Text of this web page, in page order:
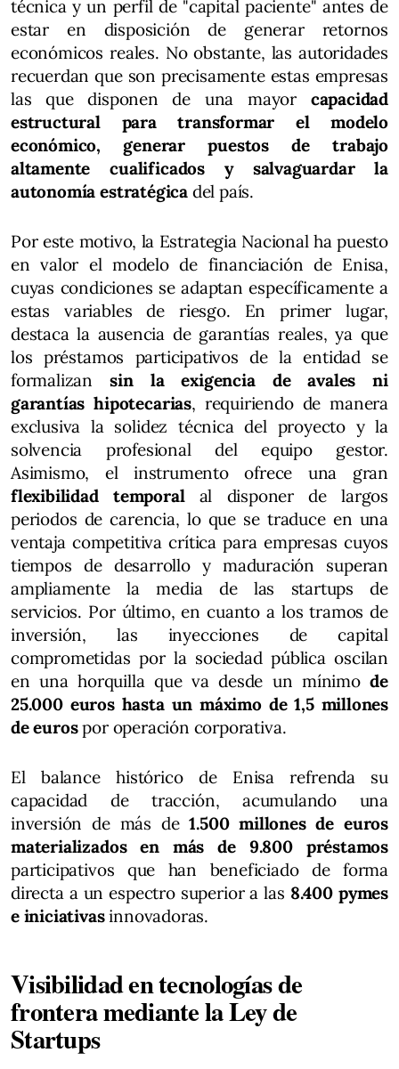
técnica y un perfil de "capital paciente" antes de
estar en disposición de generar retornos
económicos reales. No obstante, las autoridades
recuerdan que son precisamente estas empresas
las que disponen de una mayor capacidad
estructural para transformar el modelo
económico, generar puestos de trabajo
altamente cualificados y salvaguardar la
autonomía estratégica del país.
Por este motivo, la Estrategia Nacional ha puesto
en valor el modelo de financiación de Enisa,
cuyas condiciones se adaptan específicamente a
estas variables de riesgo. En primer lugar,
destaca la ausencia de garantías reales, ya que
los préstamos participativos de la entidad se
formalizansin la exigencia de avales ni
garantías hipotecarias, requiriendo de manera
exclusiva la solidez técnica del proyecto y la
solvencia profesional del equipo gestor.
Asimismo, el instrumento ofrece una gran
flexibilidad temporal al disponer de largos
periodos de carencia, lo que se traduce en una
ventaja competitiva crítica para empresas cuyos
tiempos de desarrollo y maduración superan
ampliamente la media de las startups de
servicios. Por último, en cuanto a los tramos de
inversión, las inyecciones de capital
comprometidas por la sociedad pública oscilan
en una horquilla que va desde un mínimode
25.000 euros hasta un máximo de 1,5 millones
de eurospor operación corporativa.
El balance histórico de Enisa refrenda su
capacidad de tracción, acumulando una
inversión de más de1.500 millones de euros
materializados en más de 9.800 préstamos
participativos que han beneficiado de forma
directa a un espectro superior a las 8.400 pymes
e iniciativasinnovadoras.
Visibilidad en tecnologías de
frontera mediante la Ley de
Startups